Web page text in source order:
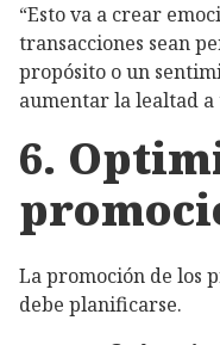
“Esto va a crear
transacciones sean
propósito o un
aumentar la lealtad a
6.
La promoción de los
debe planificarse.